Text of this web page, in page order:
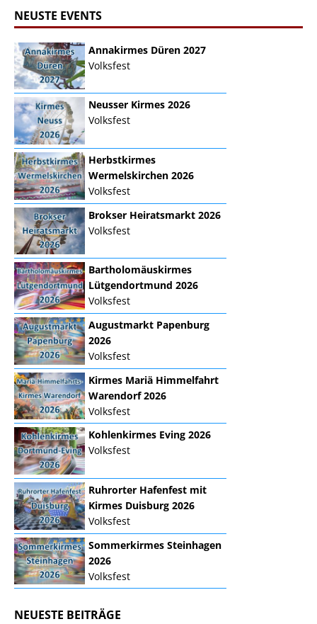
NEUSTE EVENTS
Annakirmes Düren 2027
Volksfest
Neusser Kirmes 2026
Volksfest
Herbstkirmes
Wermelskirchen 2026
Volksfest
Brokser Heiratsmarkt 2026
Volksfest
Bartholomäuskirmes
Lütgendortmund 2026
Volksfest
Augustmarkt Papenburg
2026
Volksfest
Kirmes Mariä Himmelfahrt
Warendorf 2026
Volksfest
Kohlenkirmes Eving 2026
Volksfest
Ruhrorter Hafenfest mit
Kirmes Duisburg 2026
Volksfest
Sommerkirmes Steinhagen
2026
Volksfest
NEUESTE BEITRÄGE